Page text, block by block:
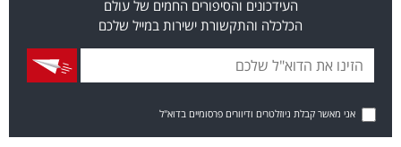
רכב
בריאות
תרבות
העידכונים והסיפורים החמים של עולם
הכלכלה והתקשורת ישירות במייל שלכם
אני מאשר קבלת ניוזלטרים ודיוורים פרסומיים בדוא"ל